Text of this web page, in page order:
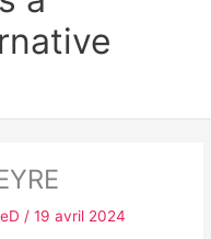
/19 avril 2024